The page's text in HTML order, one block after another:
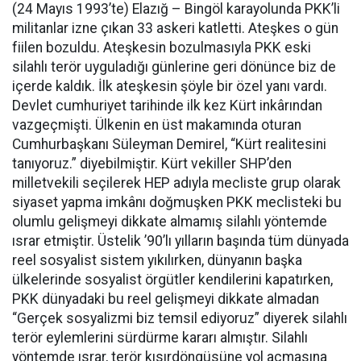
(24 Mayıs 1993’te) Elazığ – Bingöl karayolunda PKK’li
militanlar izne çıkan 33 askeri katletti. Ateşkes o gün
fiilen bozuldu. Ateşkesin bozulmasıyla PKK eski
silahlı terör uyguladığı günlerine geri dönünce biz de
içerde kaldık. İlk ateşkesin şöyle bir özel yanı vardı.
Devlet cumhuriyet tarihinde ilk kez Kürt inkârından
vazgeçmişti. Ülkenin en üst makamında oturan
Cumhurbaşkanı Süleyman Demirel, “Kürt realitesini
tanıyoruz.” diyebilmiştir. Kürt vekiller SHP’den
milletvekili seçilerek HEP adıyla mecliste grup olarak
siyaset yapma imkânı doğmuşken PKK meclisteki bu
olumlu gelişmeyi dikkate almamış silahlı yöntemde
ısrar etmiştir. Üstelik ’90’lı yılların başında tüm dünyada
reel sosyalist sistem yıkılırken, dünyanın başka
ülkelerinde sosyalist örgütler kendilerini kapatırken,
PKK dünyadaki bu reel gelişmeyi dikkate almadan
“Gerçek sosyalizmi biz temsil ediyoruz” diyerek silahlı
terör eylemlerini sürdürme kararı almıştır. Silahlı
yöntemde ısrar, terör kısırdöngüsüne yol açmasına